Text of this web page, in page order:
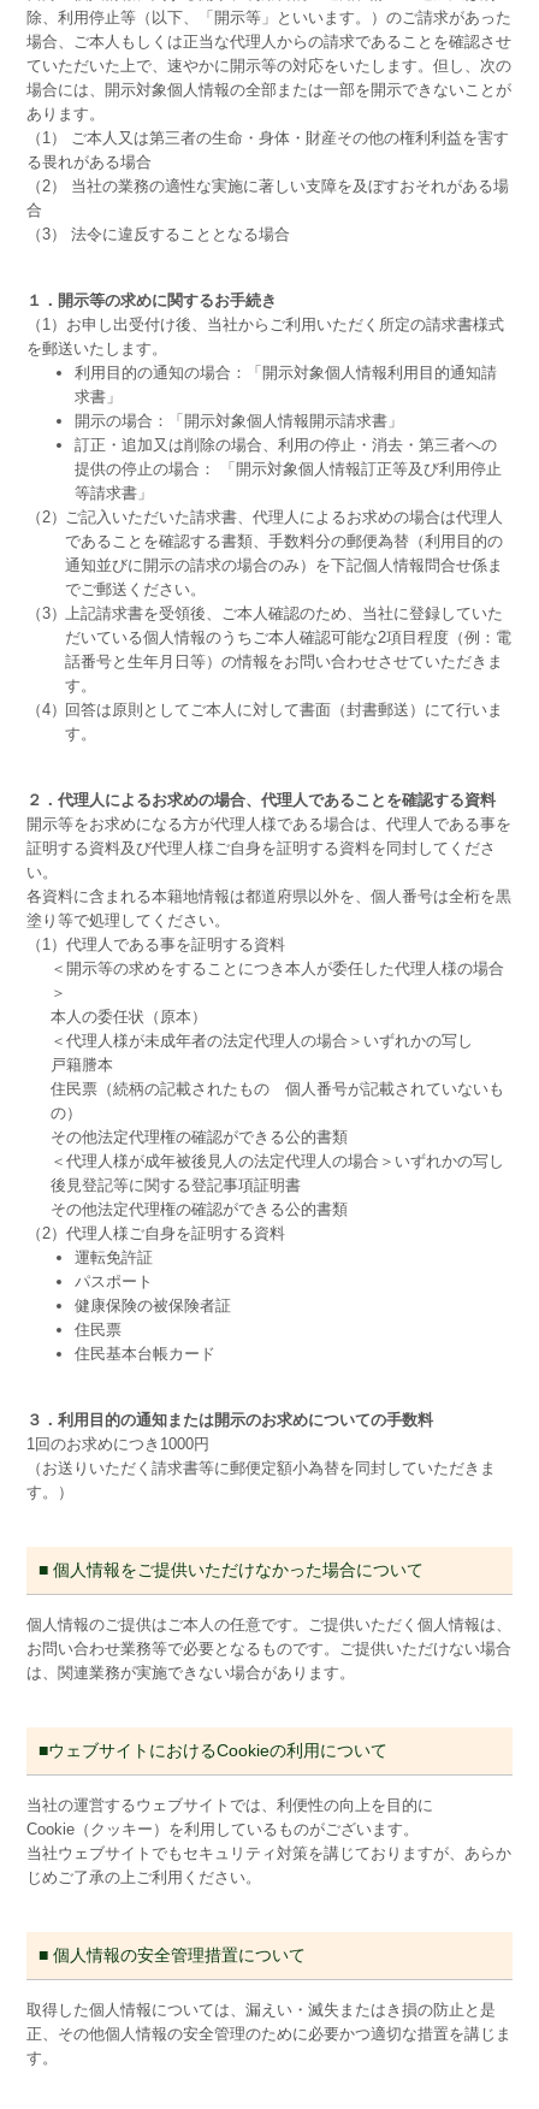
除、利用停止等（以下、「開示等」といいます。）のご請求があった
場合、ご本人もしくは正当な代理人からの請求であることを確認させ
ていただいた上で、速やかに開示等の対応をいたします。但し、次の
場合には、開示対象個人情報の全部または一部を開示できないことが
あります。
（1） ご本人又は第三者の生命・身体・財産その他の権利利益を害す
る畏れがある場合
（2） 当社の業務の適性な実施に著しい支障を及ぼすおそれがある場
合
（3） 法令に違反することとなる場合
１．開示等の求めに関するお手続き
（1）お申し出受付け後、当社からご利用いただく所定の請求書様式
を郵送いたします。
利用目的の通知の場合：「開示対象個人情報利用目的通知請
求書」
開示の場合：「開示対象個人情報開示請求書」
訂正・追加又は削除の場合、利用の停止・消去・第三者への
提供の停止の場合： 「開示対象個人情報訂正等及び利用停止
等請求書」
（2）ご記入いただいた請求書、代理人によるお求めの場合は代理人
であることを確認する書類、手数料分の郵便為替（利用目的の
通知並びに開示の請求の場合のみ）を下記個人情報問合せ係ま
でご郵送ください。
（3）上記請求書を受領後、ご本人確認のため、当社に登録していた
だいている個人情報のうちご本人確認可能な2項目程度（例：電
話番号と生年月日等）の情報をお問い合わせさせていただきま
す。
（4） 回答は原則としてご本人に対して書面（封書郵送）にて行いま
す。
２．代理人によるお求めの場合、代理人であることを確認する資料
開示等をお求めになる方が代理人様である場合は、代理人である事を
証明する資料及び代理人様ご自身を証明する資料を同封してくださ
い。
各資料に含まれる本籍地情報は都道府県以外を、個人番号は全桁を黒
塗り等で処理してください。
（1）代理人である事を証明する資料
＜開示等の求めをすることにつき本人が委任した代理人様の場合
＞
本人の委任状（原本）
＜代理人様が未成年者の法定代理人の場合＞いずれかの写し
戸籍謄本
住民票（続柄の記載されたもの 個人番号が記載されていないも
の）
その他法定代理権の確認ができる公的書類
＜代理人様が成年被後見人の法定代理人の場合＞いずれかの写し
後見登記等に関する登記事項証明書
その他法定代理権の確認ができる公的書類
（2）代理人様ご自身を証明する資料
運転免許証
パスポート
健康保険の被保険者証
住民票
住民基本台帳カード
３．利用目的の通知または開示のお求めについての手数料
1回のお求めにつき1000円
（お送りいただく請求書等に郵便定額小為替を同封していただきま
す。）
■ 個人情報をご提供いただけなかった場合について
個人情報のご提供はご本人の任意です。ご提供いただく個人情報は、
お問い合わせ業務等で必要となるものです。ご提供いただけない場合
は、関連業務が実施できない場合があります。
■ウェブサイトにおけるCookieの利用について
当社の運営するウェブサイトでは、利便性の向上を目的に
Cookie（クッキー）を利用しているものがございます。
当社ウェブサイトでもセキュリティ対策を講じておりますが、あらか
じめご了承の上ご利用ください。
■ 個人情報の安全管理措置について
取得した個人情報については、漏えい・滅失またはき損の防止と是
正、その他個人情報の安全管理のために必要かつ適切な措置を講じま
す。